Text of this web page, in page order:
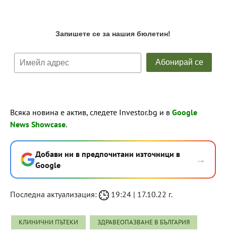
Всяка новина е актив, следете Investor.bg и в Google
News Showcase.
Добави ни в предпочитани източници в
Google
→
Последна актуализация: 19:24 | 17.10.22 г.
КЛИНИЧНИ ПЪТЕКИ ЗДРАВЕОПАЗВАНЕ В БЪЛГАРИЯ